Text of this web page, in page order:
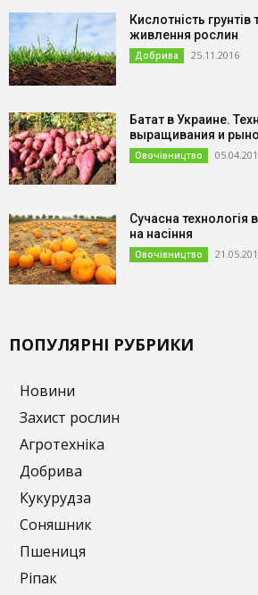
Кислотність грунтів
живлення рослин
Добрива 25.11.2016
Батат в Украине.
выращивания и
Овочівництво
Сучасна технологія
на насіння
Овочівництво
ПОПУЛЯРНІ РУБРИКИ
Новини
Захист рослин
Агротехніка
Добрива
Кукурудза
Соняшник
Пшениця
Ріпак